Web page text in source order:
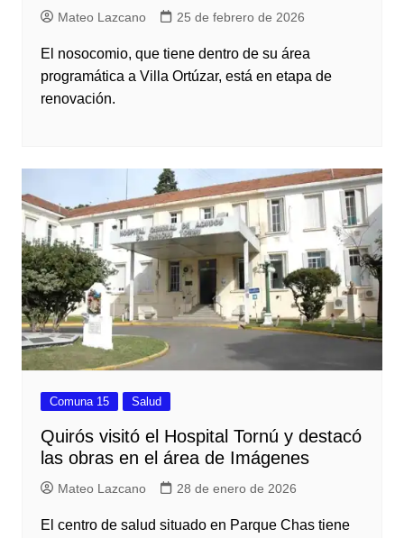
Mateo Lazcano 25 de febrero de 2026
El nosocomio, que tiene dentro de su área
programática a Villa Ortúzar, está en etapa de
renovación.
Comuna 15 Salud
Quirós visitó el Hospital Tornú y destacó
las obras en el área de Imágenes
Mateo Lazcano 28 de enero de 2026
El centro de salud situado en Parque Chas tiene